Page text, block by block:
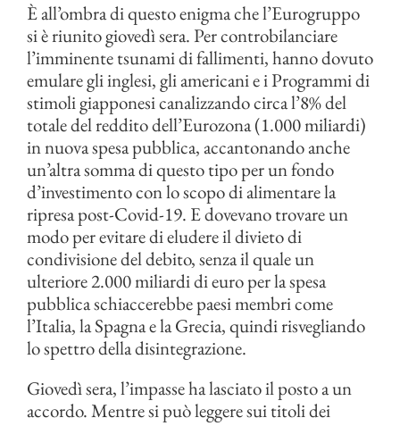
È all’ombra di questo enigma che l’Eurogruppo
si è riunito giovedì sera. Per controbilanciare
l’imminente tsunami di fallimenti, hanno dovuto
emulare gli inglesi, gli americani e i Programmi di
stimoli giapponesi canalizzando circa l’8% del
totale del reddito dell’Eurozona (1.000 miliardi)
in nuova spesa pubblica, accantonando anche
un’altra somma di questo tipo per un fondo
d’investimento con lo scopo di alimentare la
ripresa post-Covid-19. E dovevano trovare un
modo per evitare di eludere il divieto di
condivisione del debito, senza il quale un
ulteriore 2.000 miliardi di euro per la spesa
pubblica schiaccerebbe paesi membri come
l’Italia, la Spagna e la Grecia, quindi risvegliando
lo spettro della disintegrazione.
Giovedì sera, l’impasse ha lasciato il posto a un
accordo. Mentre si può leggere sui titoli dei